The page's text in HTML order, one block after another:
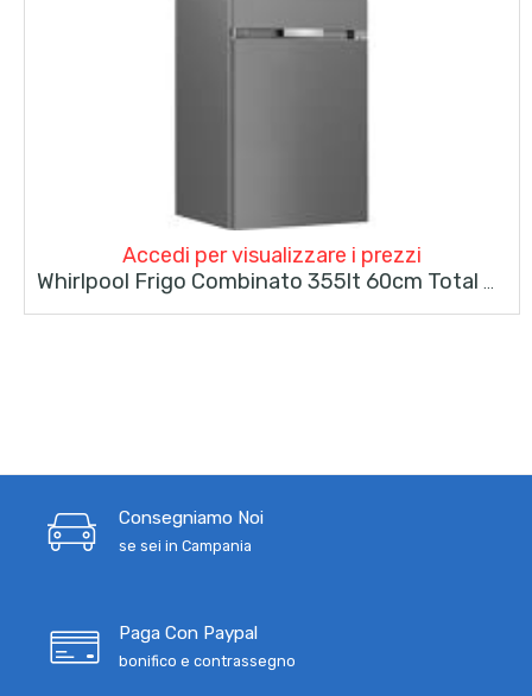
Accedi per visualizzare i prezzi
Whirlpool Frigo Combinato 355lt 60cm Total No Frost WHK 25404 XP8E Inox
Consegniamo Noi
se sei in Campania
Paga Con Paypal
bonifico e contrassegno